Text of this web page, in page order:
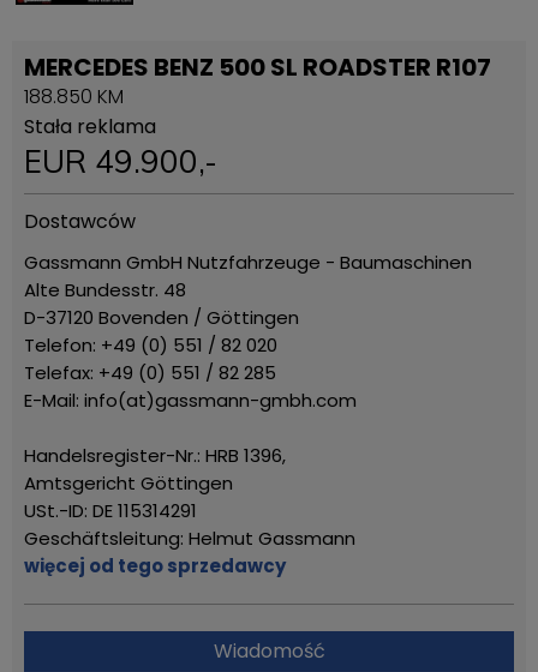
MERCEDES BENZ 500 SL ROADSTER R107
188.850 KM
Stała reklama
EUR 49.900,-
Dostawców
Gassmann GmbH Nutzfahrzeuge - Baumaschinen
Alte Bundesstr. 48
D-37120 Bovenden / Göttingen
Telefon: +49 (0) 551 / 82 020
Telefax: +49 (0) 551 / 82 285
E-Mail: info(at)gassmann-gmbh.com
Handelsregister-Nr.: HRB 1396,
Amtsgericht Göttingen
USt.-ID: DE 115314291
Geschäftsleitung: Helmut Gassmann
więcej od tego sprzedawcy
Wiadomość